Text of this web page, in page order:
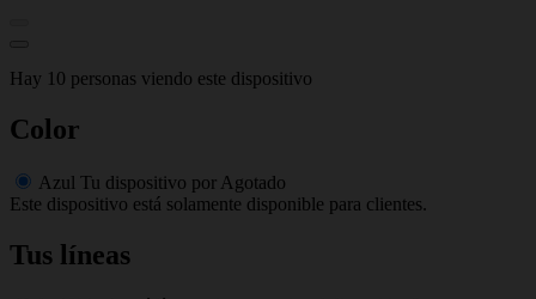
Hay 10 personas viendo este dispositivo
Color
Azul Tu dispositivo por Agotado
Este dispositivo está solamente disponible para clientes.
Tus líneas